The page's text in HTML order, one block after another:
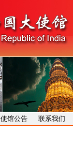
使馆公告 联系我们